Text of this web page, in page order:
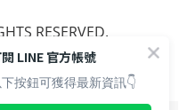
RESERVED.
司 85122525
LINE 官方帳號
按鈕可獲得最新資訊👇